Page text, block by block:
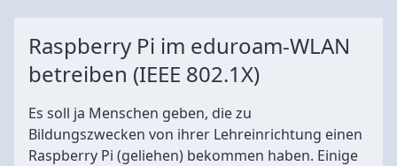
Raspberry Pi im eduroam-WLAN
betreiben (IEEE 802.1X)
Es soll ja Menschen geben, die zu
Bildungszwecken von ihrer Lehreinrichtung einen
Raspberry Pi (geliehen) bekommen haben. Einige